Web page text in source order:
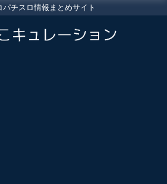
パチスロ情報まとめサイト